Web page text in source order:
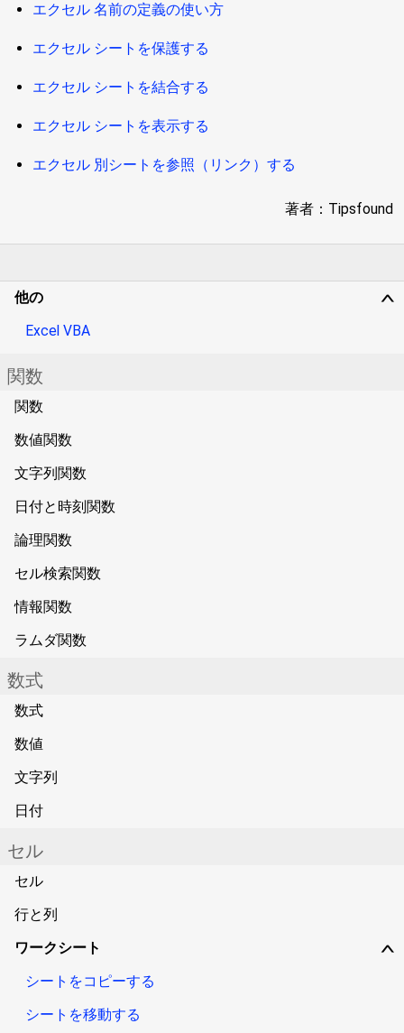
エクセル 名前の定義の使い方
エクセル シートを保護する
エクセル シートを結合する
エクセル シートを表示する
エクセル 別シートを参照（リンク）する
著者：Tipsfound
∨
他の
Excel VBA
関数
関数
数値関数
文字列関数
日付と時刻関数
論理関数
セル検索関数
情報関数
ラムダ関数
数式
数式
数値
文字列
日付
セル
セル
行と列
∨
ワークシート
シートをコピーする
シートを移動する